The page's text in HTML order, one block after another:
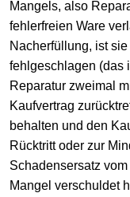
Mangels, also
fehlerfreien Ware
Nacherfüllung, ist
fehlgeschlagen (das
Reparatur zweimal
Kaufvertrag
behalten und den
Rücktritt oder zur
Schadensersatz
Mangel verschuldet